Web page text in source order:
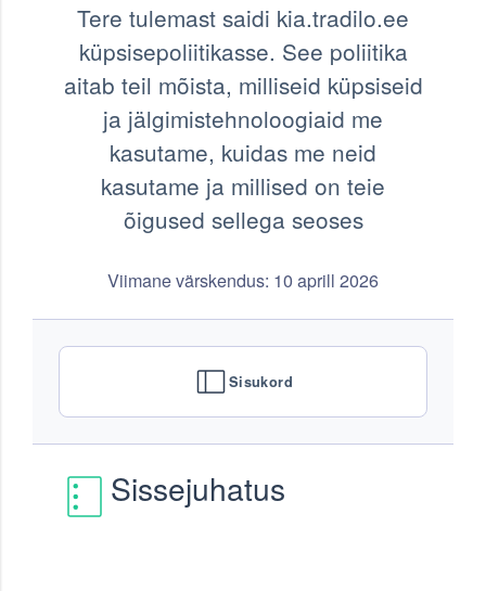
Tere tulemast saidi kia.tradilo.ee
küpsisepoliitikasse. See poliitika
aitab teil mõista, milliseid küpsiseid
ja jälgimistehnoloogiaid me
kasutame, kuidas me neid
kasutame ja millised on teie
õigused sellega seoses
Viimane värskendus: 10 aprill 2026
Sisukord
Sissejuhatus